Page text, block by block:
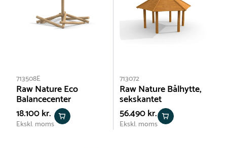
713508E
Raw Nature Eco
Balancecenter
18.100 kr.
Ekskl. moms
713072
Raw Nature Bålhytte,
sekskantet
56.490 kr.
Ekskl. moms